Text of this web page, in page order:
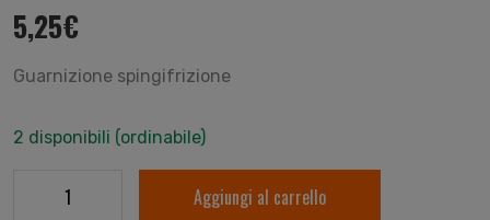
5,25€
Guarnizione spingifrizione
2 disponibili (ordinabile)
Aggiungi al carrello